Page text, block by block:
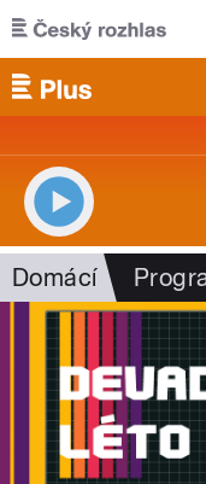
Přejít k hlavnímu
Domácí